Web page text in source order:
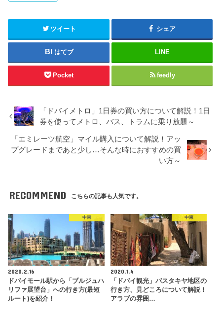
ツイート シェア
はてブ LINE
Pocket feedly
「ドバイメトロ」1日券の買い方について解説！1日
券を使ってメトロ、バス、トラムに乗り放題～
「エミレーツ航空」マイル購入について解説！アッ
プグレードまであと少し…そんな時におすすめの買
い方～
RECOMMEND こちらの記事も人気です。
中東
2020.2.16
ドバイモール駅から「ブルジュハ
リファ展望台」への行き方(最短
ルート)を紹介！
中東
2020.1.4
「ドバイ観光」バスタキヤ地区の
行き方、見どころについて解説！
アラブの雰囲…